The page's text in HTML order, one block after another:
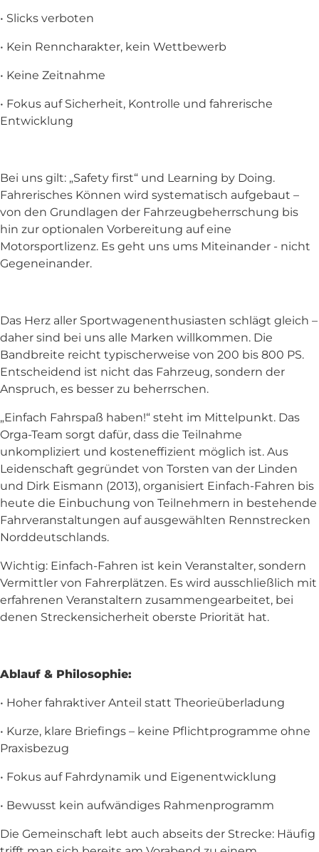
• Slicks verboten
• Kein Renncharakter, kein Wettbewerb
• Keine Zeitnahme
• Fokus auf Sicherheit, Kontrolle und fahrerische
Entwicklung
Bei uns gilt: „Safety first“ und Learning by Doing.
Fahrerisches Können wird systematisch aufgebaut –
von den Grundlagen der Fahrzeugbeherrschung bis
hin zur optionalen Vorbereitung auf eine
Motorsportlizenz. Es geht uns ums Miteinander - nicht
Gegeneinander.
Das Herz aller Sportwagenenthusiasten schlägt gleich –
daher sind bei uns alle Marken willkommen. Die
Bandbreite reicht typischerweise von 200 bis 800 PS.
Entscheidend ist nicht das Fahrzeug, sondern der
Anspruch, es besser zu beherrschen.
„Einfach Fahrspaß haben!“ steht im Mittelpunkt. Das
Orga-Team sorgt dafür, dass die Teilnahme
unkompliziert und kosteneffizient möglich ist. Aus
Leidenschaft gegründet von Torsten van der Linden
und Dirk Eismann (2013), organisiert Einfach-Fahren bis
heute die Einbuchung von Teilnehmern in bestehende
Fahrveranstaltungen auf ausgewählten Rennstrecken
Norddeutschlands.
Wichtig: Einfach-Fahren ist kein Veranstalter, sondern
Vermittler von Fahrerplätzen. Es wird ausschließlich mit
erfahrenen Veranstaltern zusammengearbeitet, bei
denen Streckensicherheit oberste Priorität hat.
Ablauf & Philosophie:
• Hoher fahraktiver Anteil statt Theorieüberladung
• Kurze, klare Briefings – keine Pflichtprogramme ohne
Praxisbezug
• Fokus auf Fahrdynamik und Eigenentwicklung
• Bewusst kein aufwändiges Rahmenprogramm
Die Gemeinschaft lebt auch abseits der Strecke: Häufig